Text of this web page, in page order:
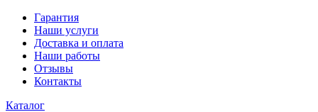
Гарантия
Наши услуги
Доставка и оплата
Наши работы
Отзывы
Контакты
Каталог